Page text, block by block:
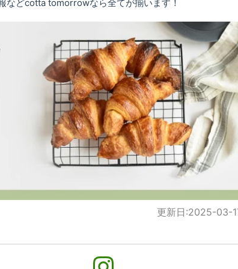
などcotta tomorrowなら全てが揃います！
更新日:2025-03-